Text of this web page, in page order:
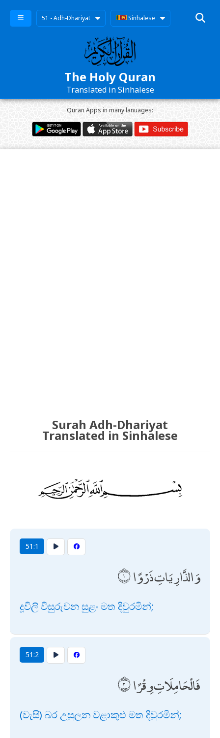
51 - Adh-Dhariyat Sinhalese
The Holy Quran
Translated in Sinhalese
Quran Apps in many lanuages:
Surah Adh-Dhariyat
Translated in Sinhalese
51:1
وَالذَّارِيَاتِ ذَرْوًا
දූවිලි විසුරුවන සුළං මත දිවුරමින්;
51:2
فَالْحَامِلَاتِ وِقْرًا
(වැසි) බර උසුලන වළාකුළු මත දිවුරමින්;